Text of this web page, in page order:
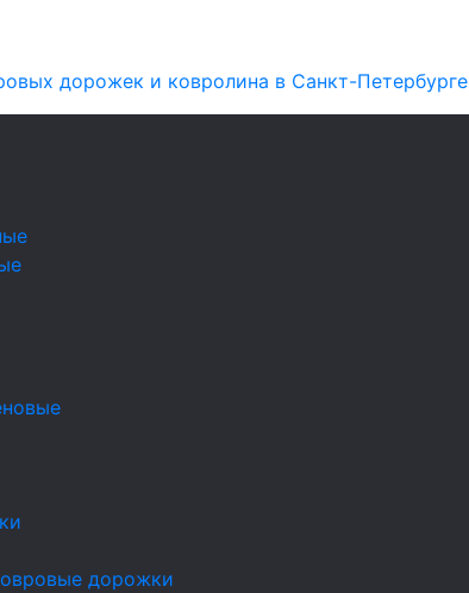
дорожек и ковролина в Санкт-Петербурге
дорожки